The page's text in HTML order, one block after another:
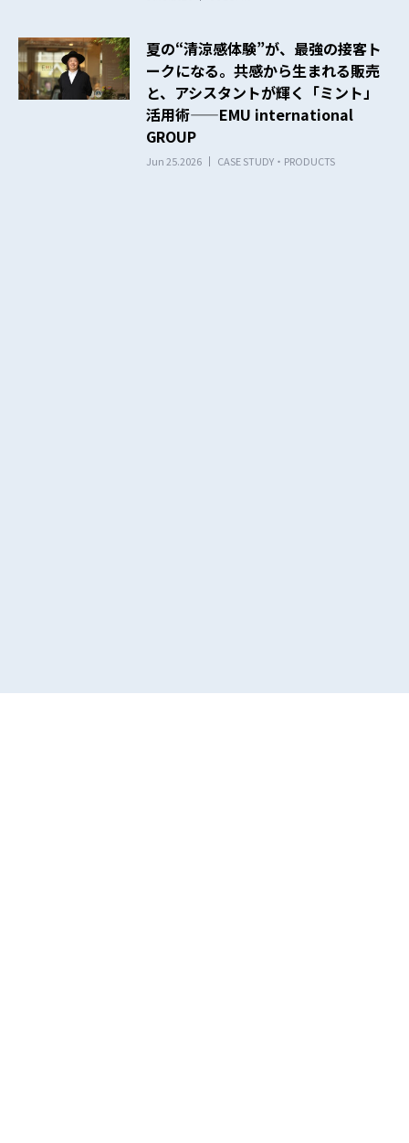
夏の“清涼感体験”が、最強の接客ト
ークになる。共感から生まれる販売
と、アシスタントが輝く「ミント」
活用術——EMU international
GROUP
Jun 25.2026 CASE STUDY・PRODUCTS